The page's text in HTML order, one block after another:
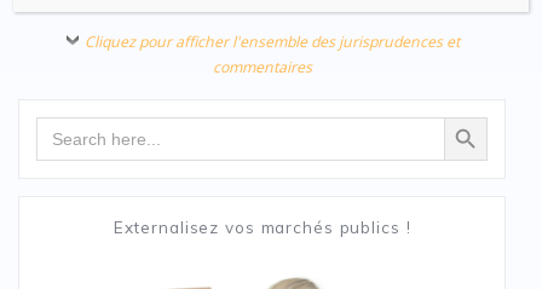
Cliquez pour afficher l'ensemble des jurisprudences et
commentaires
Search Search Button
Externalisez vos marchés publics !